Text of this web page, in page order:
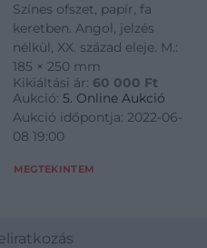
Színes ofszet, papír, fa
keretben. Angol, jelzés
nélkül, XX. század eleje. M.:
185 × 250 mm
Kikiáltási ár: 60 000 Ft
Aukció: 5. Online Aukció
Aukció időpontja: 2022-06-
08 19:00
MEGTEKINTEM